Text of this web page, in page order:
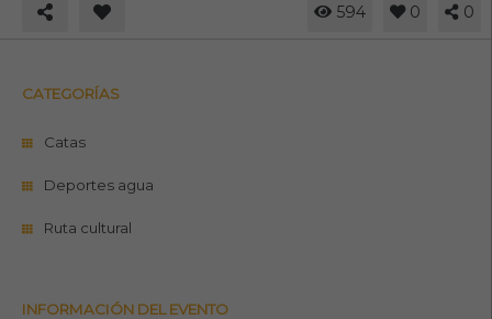
594 0 0
CATEGORÍAS
Catas
Deportes agua
Ruta cultural
INFORMACIÓN DEL EVENTO